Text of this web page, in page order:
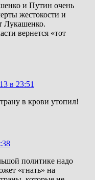
и Путин очень
жестокости и
Лукашенко.
вернется «тот
в 23:51
в крови утопил!
политике надо
«гнать» на